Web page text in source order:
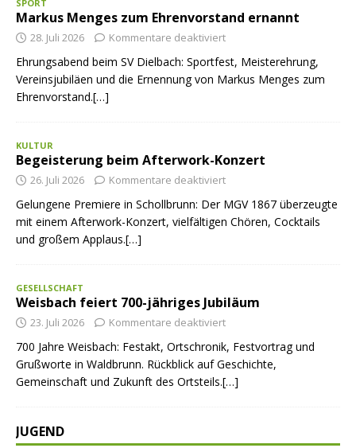
SPORT
Markus Menges zum Ehrenvorstand ernannt
28. Juli 2026 Kommentare deaktiviert
Ehrungsabend beim SV Dielbach: Sportfest, Meisterehrung,
Vereinsjubiläen und die Ernennung von Markus Menges zum
Ehrenvorstand.[…]
KULTUR
Begeisterung beim Afterwork-Konzert
26. Juli 2026 Kommentare deaktiviert
Gelungene Premiere in Schollbrunn: Der MGV 1867 überzeugte
mit einem Afterwork-Konzert, vielfältigen Chören, Cocktails
und großem Applaus.[…]
GESELLSCHAFT
Weisbach feiert 700-jähriges Jubiläum
23. Juli 2026 Kommentare deaktiviert
700 Jahre Weisbach: Festakt, Ortschronik, Festvortrag und
Grußworte in Waldbrunn. Rückblick auf Geschichte,
Gemeinschaft und Zukunft des Ortsteils.[…]
JUGEND